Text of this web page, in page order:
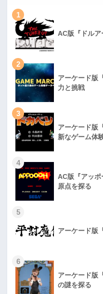
1
AC版『ドル
2
アーケード版
力と挑戦
3
アーケード版
新なゲーム体
4
AC版『アッ
原点を探る
5
アーケード版
6
アーケード版
の謎を探る